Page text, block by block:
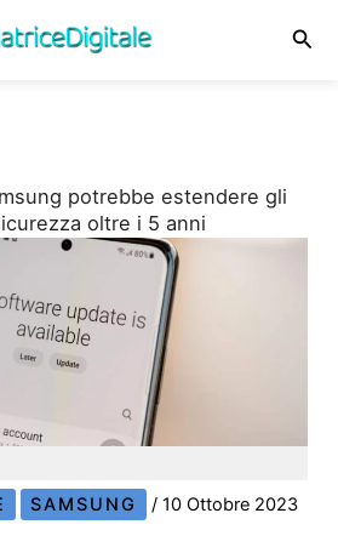
potrebbe estendere gli
oltre i 5 anni
SAMSUNG /10 Ottobre 2023